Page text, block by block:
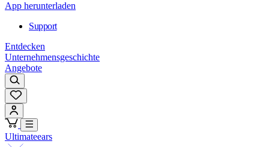
App herunterladen
Support
Entdecken
Unternehmensgeschichte
Angebote
Ultimateears